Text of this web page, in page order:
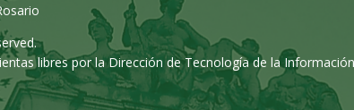
libres por la Dirección de Tecnología de la